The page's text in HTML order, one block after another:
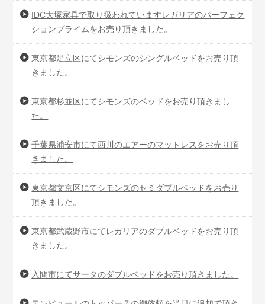
IDC大塚家具で取り扱われていますレガリアのパーフェク
ションプライムをお売り頂きました。
東京都足立区にてシモンズのシングルベッドをお売り頂
きました。
東京都杉並区にてシモンズのベッドをお売り頂きまし
た。
千葉県浦安市にて西川のエアーのマットレスをお売り頂
きました。
東京都文京区にてシモンズのセミダブルベッドをお売り
頂きました。
東京都武蔵野市にてレガリアのダブルベッドをお売り頂
きました。
入間市にてサータのダブルベッドをお売り頂きました。